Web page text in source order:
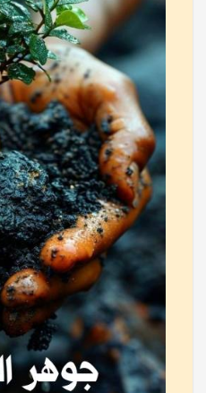
رحلة ترفيهية
حفل نهاية الموسم الدراسي
زيارة جامع الجزائر
رحلة تعليمية الى
رسم مناظر طبيعية
أهمي الأكل